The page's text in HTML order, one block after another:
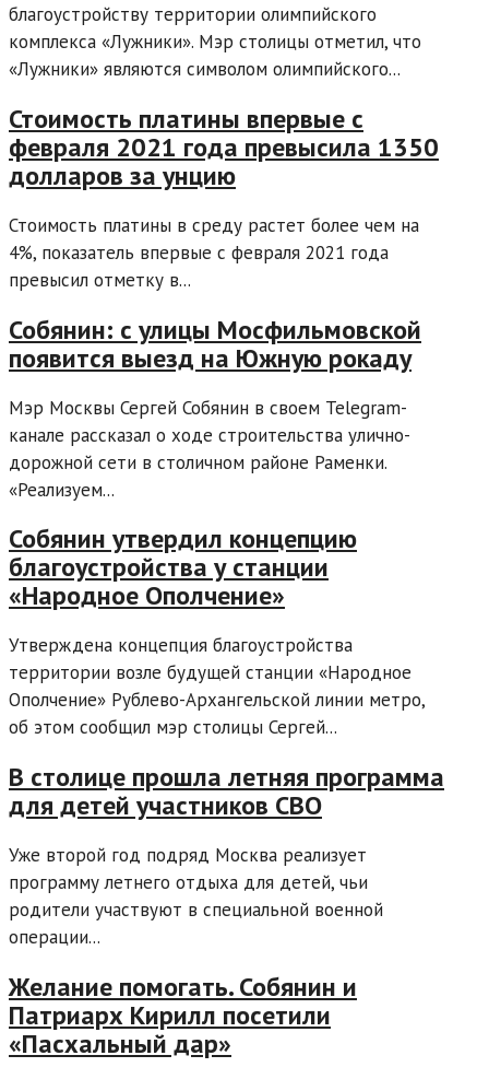
благоустройству территории олимпийского
комплекса «Лужники». Мэр столицы отметил, что
«Лужники» являются символом олимпийского...
Стоимость платины впервые с
февраля 2021 года превысила 1350
долларов за унцию
Стоимость платины в среду растет более чем на
4%, показатель впервые с февраля 2021 года
превысил отметку в...
Собянин: с улицы Мосфильмовской
появится выезд на Южную рокаду
Мэр Москвы Сергей Собянин в своем Telegram-
канале рассказал о ходе строительства улично-
дорожной сети в столичном районе Раменки.
«Реализуем...
Собянин утвердил концепцию
благоустройства у станции
«Народное Ополчение»
Утверждена концепция благоустройства
территории возле будущей станции «Народное
Ополчение» Рублево-Архангельской линии метро,
об этом сообщил мэр столицы Сергей...
В столице прошла летняя программа
для детей участников СВО
Уже второй год подряд Москва реализует
программу летнего отдыха для детей, чьи
родители участвуют в специальной военной
операции...
Желание помогать. Собянин и
Патриарх Кирилл посетили
«Пасхальный дар»